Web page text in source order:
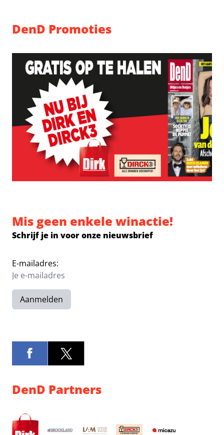
DenD Promoties
Mis geen enkele winactie!
Schrijf je in voor onze nieuwsbrief
E-mailadres:
Aanmelden
DenD Partners